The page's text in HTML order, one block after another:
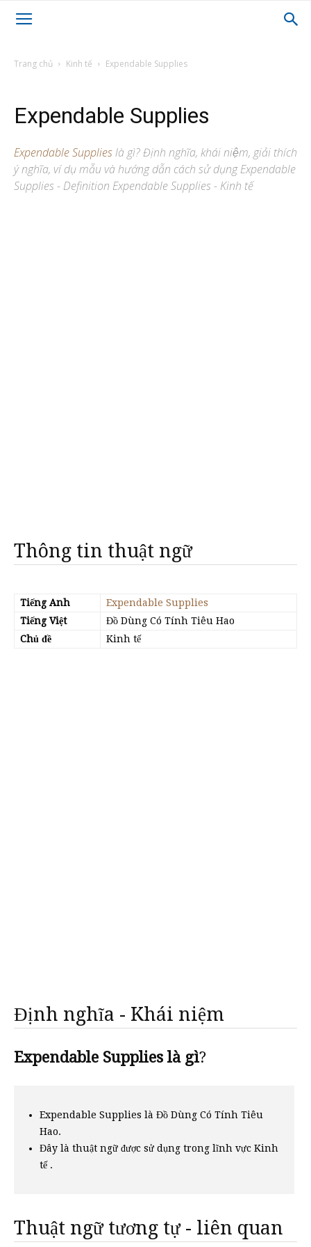
Trang chủ Kinh tế Expendable Supplies
Expendable Supplies
Expendable Supplieslà gì? Định nghĩa, khái niệm, giải thích
ý nghĩa, ví dụ mẫu và hướng dẫn cách sử dụng Expendable
Supplies - Definition Expendable Supplies - Kinh tế
Thông tin thuật ngữ
Tiếng Anh
Expendable Supplies
Tiếng Việt
Đồ Dùng Có Tính Tiêu Hao
Chủ đề
Kinh tế
Định nghĩa - Khái niệm
Expendable Supplies là gì?
Expendable Supplies là Đồ Dùng Có Tính Tiêu
Hao.
Đây là thuật ngữ được sử dụng trong lĩnh vực Kinh
tế .
Thuật ngữ tương tự - liên quan